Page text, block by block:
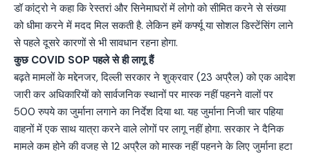
डॉ कांट्रो ने कहा कि रेस्तरां और सिनेमाघरों में लोगो को सीमित करने से संख्या
को धीमा करने में मदद मिल सकती है. लेकिन हमें कर्फ्यू या सोशल डिस्टेंसिंग लाने
से पहले दूसरे कारणों से भी सावधान रहना होगा.
कुछ COVID SOP पहले से ही लागू हैं
बढ़ते मामलों के मद्देनजर, दिल्ली सरकार ने शुक्रवार (23 अप्रैल) को एक आदेश
जारी कर अधिकारियों को सार्वजनिक स्थानों पर मास्क नहीं पहनने वालों पर
500 रुपये का जुर्माना लगाने का निर्देश दिया था. यह जुर्माना निजी चार पहिया
वाहनों में एक साथ यात्रा करने वाले लोगों पर लागू नहीं होगा. सरकार ने दैनिक
मामले कम होने की वजह से 12 अप्रैल को मास्क नहीं पहनने के लिए जुर्माना हटा